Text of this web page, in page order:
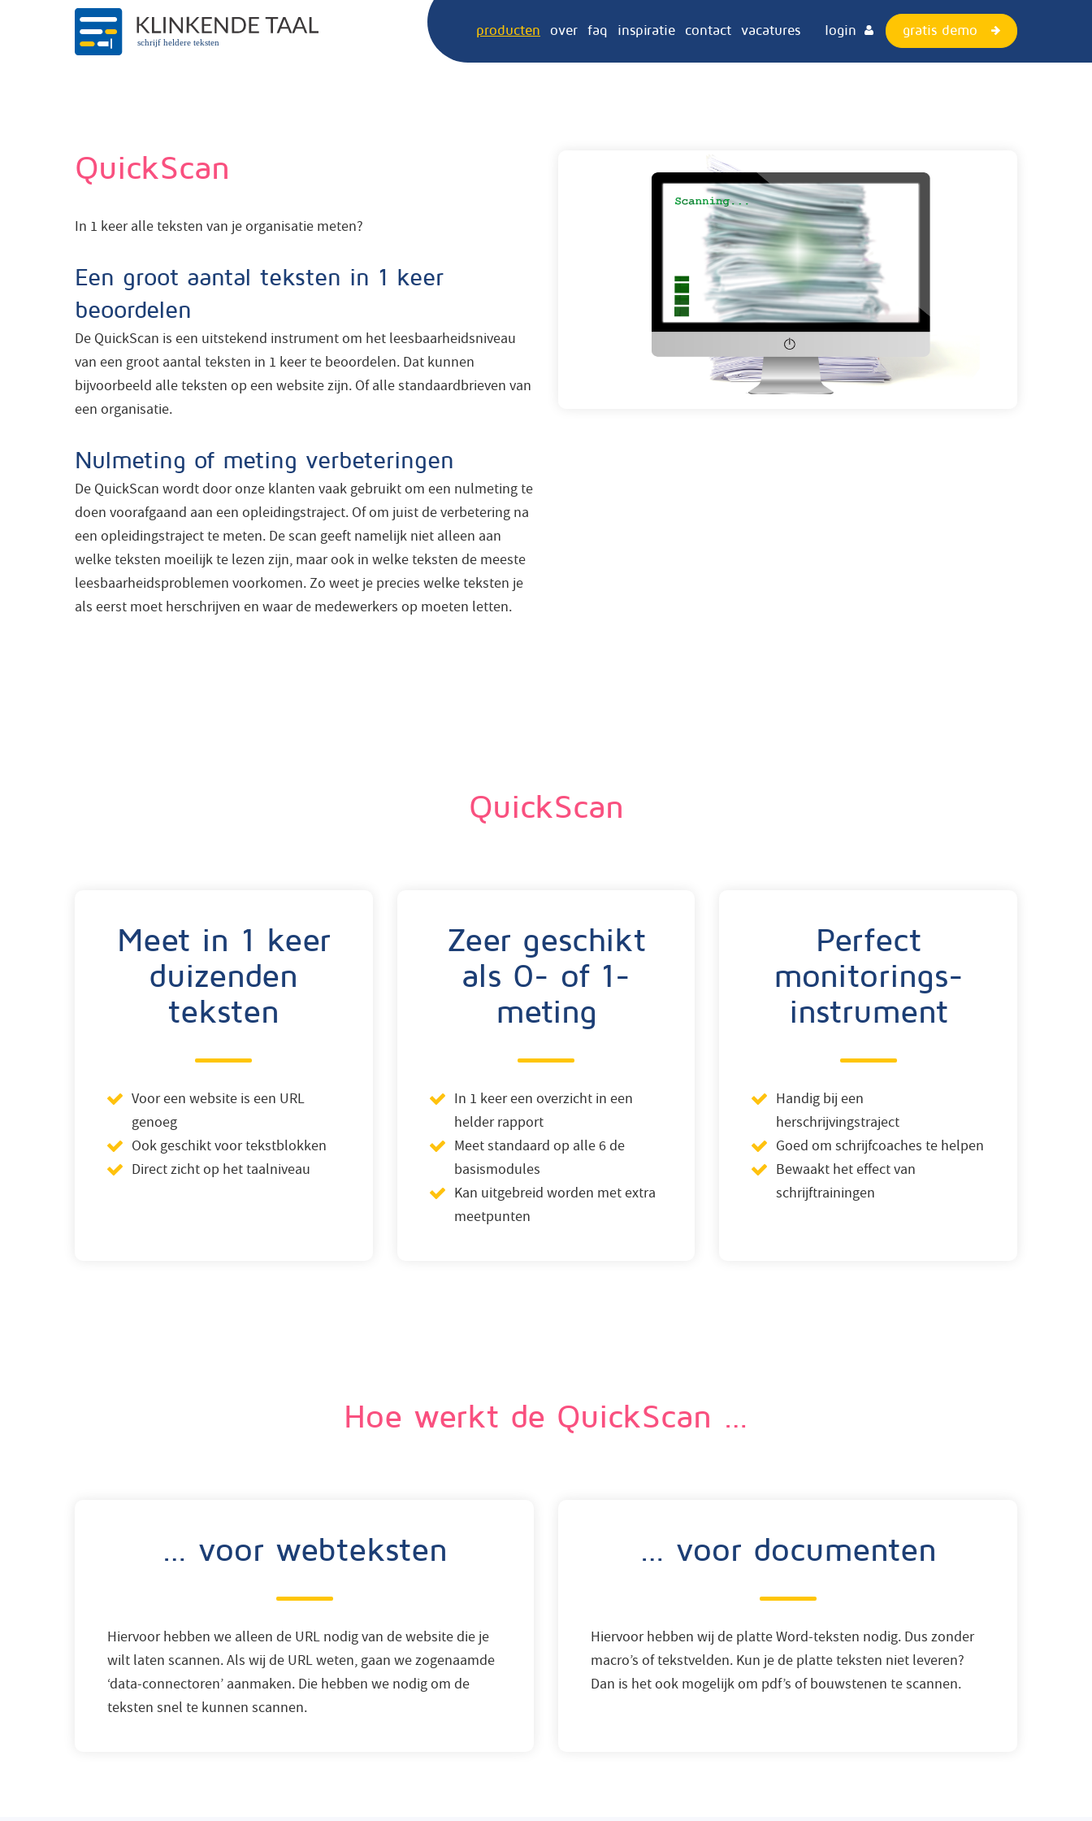
schrijf heldere teksten
producten over faq inspiratie contact vacatures login gratis demo
QuickScan
In 1 keer alle teksten van je organisatie meten?
Een groot aantal teksten in 1 keer
beoordelen
De QuickScan is een uitstekend instrument om het leesbaarheidsniveau
van een groot aantal teksten in 1 keer te beoordelen. Dat kunnen
bijvoorbeeld alle teksten op een website zijn. Of alle standaardbrieven van
een organisatie.
Nulmeting of meting verbeteringen
De QuickScan wordt door onze klanten vaak gebruikt om een nulmeting te
doen voorafgaand aan een opleidingstraject. Of om juist de verbetering na
een opleidingstraject te meten. De scan geeft namelijk niet alleen aan
welke teksten moeilijk te lezen zijn, maar ook in welke teksten de meeste
leesbaarheidsproblemen voorkomen. Zo weet je precies welke teksten je
als eerst moet herschrijven en waar de medewerkers op moeten letten.
QuickScan
Meet in 1 keer
duizenden
teksten
Voor een website is een URL
genoeg
Ook geschikt voor tekstblokken
Direct zicht op het taalniveau
Zeer geschikt
als 0- of 1-
meting
In 1 keer een overzicht in een
helder rapport
Meet standaard op alle 6 de
basismodules
Kan uitgebreid worden met extra
meetpunten
Perfect
monitorings-
instrument
Handig bij een
herschrijvingstraject
Goed om schrijfcoaches te helpen
Bewaakt het effect van
schrijftrainingen
Hoe werkt de QuickScan …
… voor webteksten
Hiervoor hebben we alleen de URL nodig van de website die je
wilt laten scannen. Als wij de URL weten, gaan we zogenaamde
‘data-connectoren’ aanmaken. Die hebben we nodig om de
teksten snel te kunnen scannen.
… voor documenten
Hiervoor hebben wij de platte Word-teksten nodig. Dus zonder
macro’s of tekstvelden. Kun je de platte teksten niet leveren?
Dan is het ook mogelijk om pdf’s of bouwstenen te scannen.